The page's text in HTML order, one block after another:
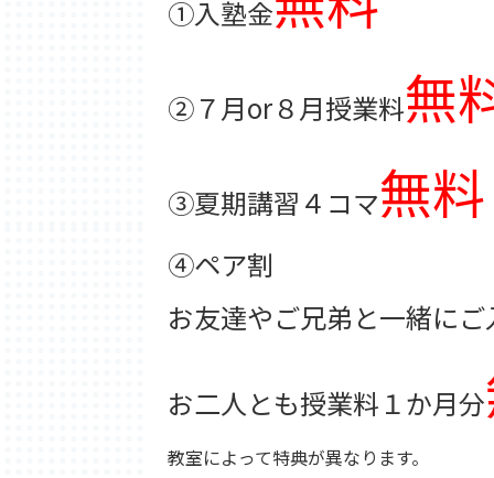
①入塾金
②７月or８月授業料無
③夏期講習４コマ無料
④ペア割
お友達やご兄弟と一緒に
お二人とも授業料１か月分
教室によって特典が異なります。